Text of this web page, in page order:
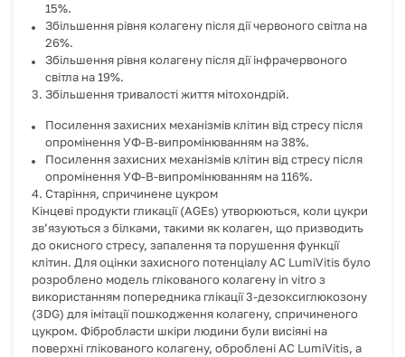
15%.
Збільшення рівня колагену після дії червоного світла на
26%.
Збільшення рівня колагену після дії інфрачервоного
світла на 19%.
3. Збільшення тривалості життя мітохондрій.
Посилення захисних механізмів клітин від стресу після
опромінення УФ-В-випромінюванням на 38%.
Посилення захисних механізмів клітин від стресу після
опромінення УФ-В-випромінюванням на 116%.
4. Старіння, спричинене цукром
Кінцеві продукти гликації (AGEs) утворюються, коли цукри
зв’язуються з білками, такими як колаген, що призводить
до окисного стресу, запалення та порушення функції
клітин. Для оцінки захисного потенціалу AC LumiVitis було
розроблено модель глікованого колагену in vitro з
використанням попередника глікації 3-дезоксиглюкозону
(3DG) для імітації пошкодження колагену, спричиненого
цукром. Фібробласти шкіри людини були висіяні на
поверхні глікованого колагену, оброблені AC LumiVitis, а